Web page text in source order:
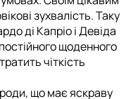
зухвалість. Таку
ді Капріо і Девіда
щоденного
чіткість
що має яскраву